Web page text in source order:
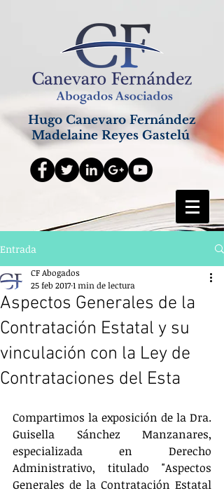
Hugo Canevaro Fernández
Madelaine Reyes Gastelú
Entrada
Aspectos Generales de la
Contratación Estatal y su
vinculación con la Ley de
Contrataciones del Esta
CF Abogados
25 feb 20171 min de lectura
Compartimos la exposición de la Dra.
Guisella Sánchez Manzanares,
especializada en Derecho
Administrativo, titulado "Aspectos
Generales de la Contratación Estatal